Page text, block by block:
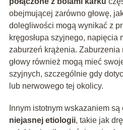
obejmującej zarówno głowę,
dolegliwości mogą wynikać z
kręgosłupa szyjnego, napięcia
zaburzeń krążenia.
głowy również mogą mieć
szyjnych, szczególnie gdy
lub nerwowego tej okolicy.
Innym istotnym wskazaniem są
niejasnej etiologii, takie jak